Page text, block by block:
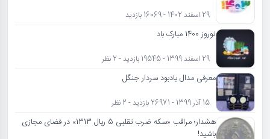
29 اسفند 1402 - 16069 بازدید
نوروز 1400 مبارک باد
29 اسفند 1399 - 19545 بازدید - 2 نظر
معرفی مدال یادبود سردار جنگل
15 آذر 1399 - 26971 بازدید - 2 نظر
هشدار؛ مراقب «سکه ضرب تقلبی 5 ریال 1313» در فضای مجازی
باشید!